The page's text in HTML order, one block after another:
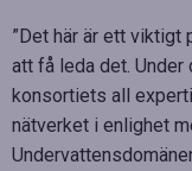
”Det här är ett viktigt
att få leda det. Under
konsortiets all
nätverket i enlighet